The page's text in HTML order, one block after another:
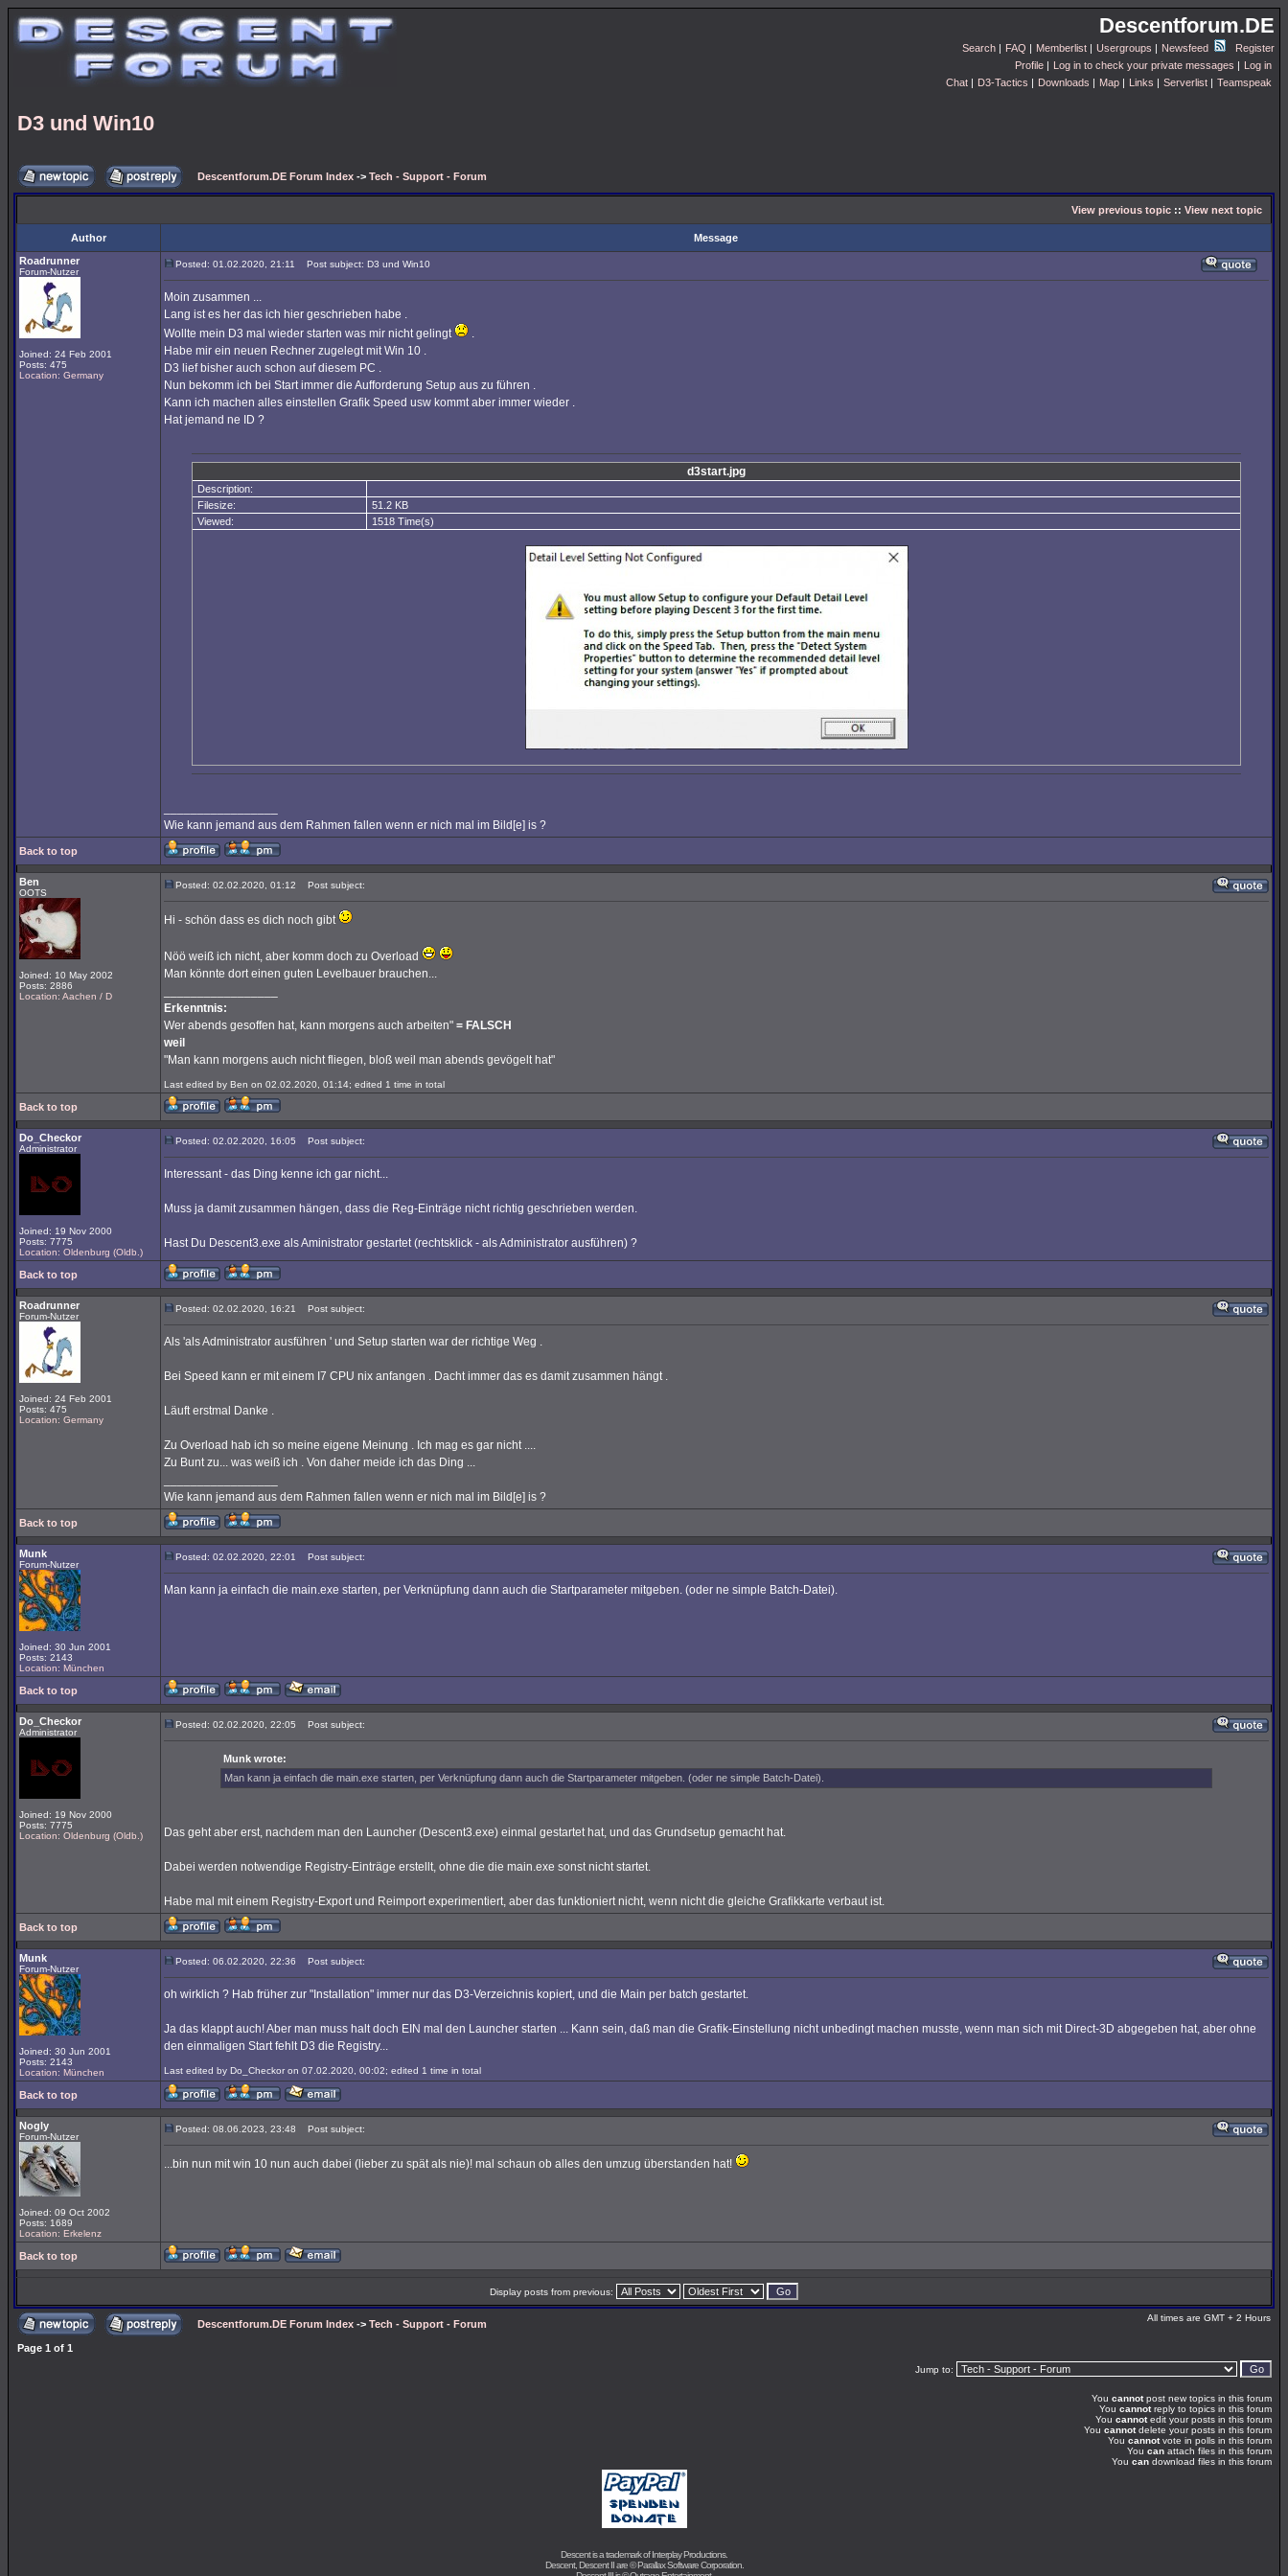
Descentforum.DE
Search | FAQ | Memberlist | Usergroups | Newsfeed
Register
Profile | Log in to check your private messages | Log in
Chat | D3-Tactics | Downloads | Map | Links | Serverlist | Teamspeak
D3 und Win10
Descentforum.DE Forum Index -> Tech - Support - Forum
View previous topic :: View next topic
Author
Message
Roadrunner
Forum-Nutzer
Joined: 24 Feb 2001
Posts: 475
Location: Germany
Posted: 01.02.2020, 21:11 Post subject: D3 und Win10
Moin zusammen ...
Lang ist es her das ich hier geschrieben habe .
Wollte mein D3 mal wieder starten was mir nicht gelingt
.
Habe mir ein neuen Rechner zugelegt mit Win 10 .
D3 lief bisher auch schon auf diesem PC .
Nun bekomm ich bei Start immer die Aufforderung Setup aus zu führen .
Kann ich machen alles einstellen Grafik Speed usw kommt aber immer wieder .
Hat jemand ne ID ?
d3start.jpg
Description:
Filesize:
51.2 KB
Viewed:
1518 Time(s)
Wie kann jemand aus dem Rahmen fallen wenn er nich mal im Bild[e] is ?
Back to top
Ben
OOTS
Joined: 10 May 2002
Posts: 2886
Location: Aachen / D
Posted: 02.02.2020, 01:12 Post subject:
Hi - schön dass es dich noch gibt
Nöö weiß ich nicht, aber komm doch zu Overload
Man könnte dort einen guten Levelbauer brauchen...
Erkenntnis:
Wer abends gesoffen hat, kann morgens auch arbeiten" = FALSCH
weil
"Man kann morgens auch nicht fliegen, bloß weil man abends gevögelt hat"
Last edited by Ben on 02.02.2020, 01:14; edited 1 time in total
Back to top
Do_Checkor
Administrator
Joined: 19 Nov 2000
Posts: 7775
Location: Oldenburg (Oldb.)
Posted: 02.02.2020, 16:05 Post subject:
Interessant - das Ding kenne ich gar nicht...
Muss ja damit zusammen hängen, dass die Reg-Einträge nicht richtig geschrieben werden.
Hast Du Descent3.exe als Aministrator gestartet (rechtsklick - als Administrator ausführen) ?
Back to top
Roadrunner
Forum-Nutzer
Joined: 24 Feb 2001
Posts: 475
Location: Germany
Posted: 02.02.2020, 16:21 Post subject:
Als 'als Administrator ausführen ' und Setup starten war der richtige Weg .
Bei Speed kann er mit einem I7 CPU nix anfangen . Dacht immer das es damit zusammen hängt .
Läuft erstmal Danke .
Zu Overload hab ich so meine eigene Meinung . Ich mag es gar nicht ....
Zu Bunt zu... was weiß ich . Von daher meide ich das Ding ...
Wie kann jemand aus dem Rahmen fallen wenn er nich mal im Bild[e] is ?
Back to top
Munk
Forum-Nutzer
Joined: 30 Jun 2001
Posts: 2143
Location: München
Posted: 02.02.2020, 22:01 Post subject:
Man kann ja einfach die main.exe starten, per Verknüpfung dann auch die Startparameter mitgeben. (oder ne simple Batch-Datei).
Back to top
Do_Checkor
Administrator
Joined: 19 Nov 2000
Posts: 7775
Location: Oldenburg (Oldb.)
Posted: 02.02.2020, 22:05 Post subject:
Munk wrote:
Man kann ja einfach die main.exe starten, per Verknüpfung dann auch die Startparameter mitgeben. (oder ne simple Batch-Datei).
Das geht aber erst, nachdem man den Launcher (Descent3.exe) einmal gestartet hat, und das Grundsetup gemacht hat.
Dabei werden notwendige Registry-Einträge erstellt, ohne die die main.exe sonst nicht startet.
Habe mal mit einem Registry-Export und Reimport experimentiert, aber das funktioniert nicht, wenn nicht die gleiche Grafikkarte verbaut ist.
Back to top
Munk
Forum-Nutzer
Joined: 30 Jun 2001
Posts: 2143
Location: München
Posted: 06.02.2020, 22:36 Post subject:
oh wirklich ? Hab früher zur "Installation" immer nur das D3-Verzeichnis kopiert, und die Main per batch gestartet.
Ja das klappt auch! Aber man muss halt doch EIN mal den Launcher starten ... Kann sein, daß man die Grafik-Einstellung nicht unbedingt machen musste, wenn man sich mit Direct-3D abgegeben hat, aber ohne
den einmaligen Start fehlt D3 die Registry...
Last edited by Do_Checkor on 07.02.2020, 00:02; edited 1 time in total
Back to top
Nogly
Forum-Nutzer
Joined: 09 Oct 2002
Posts: 1689
Location: Erkelenz
Posted: 08.06.2023, 23:48 Post subject:
...bin nun mit win 10 nun auch dabei (lieber zu spät als nie)! mal schaun ob alles den umzug überstanden hat!
Back to top
Display posts from previous:
Descentforum.DE Forum Index -> Tech - Support - Forum
All times are GMT + 2 Hours
Page 1 of 1
Jump to:
You cannotpost new topics in this forum
You cannotreply to topics in this forum
You cannotedit your posts in this forum
You cannotdelete your posts in this forum
You cannotvote in polls in this forum
You can attach files in this forum
You can download files in this forum
Descent is a trademark ofInterplay Productions.
Descent, Descent II are ©Parallax Software Corporation.